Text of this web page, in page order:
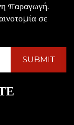
παραγωγή.
σε